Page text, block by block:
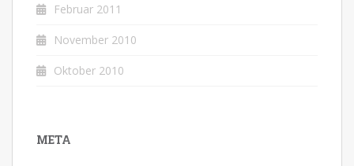
Februar 2011
November 2010
Oktober 2010
META